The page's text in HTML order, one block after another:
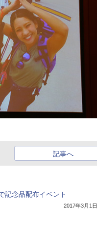
記事へ
記念品配布イベント
2017年3月1日